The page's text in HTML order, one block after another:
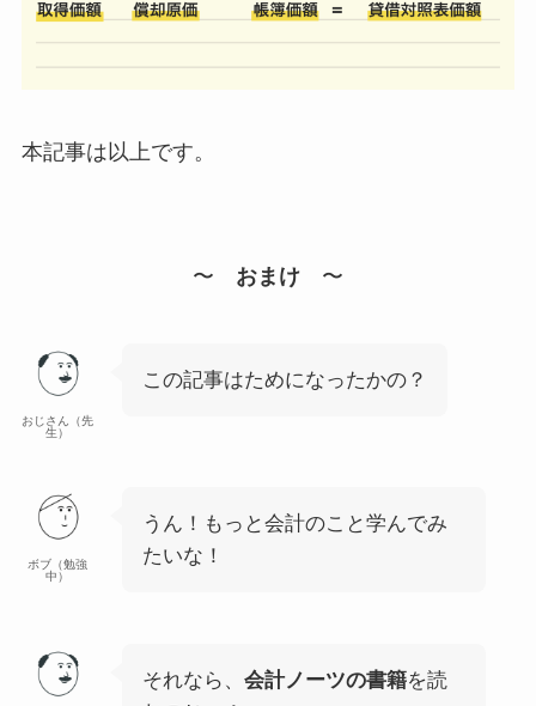
本記事は以上です。
〜 おまけ 〜
おじさん（先
生）
この記事はためになったかの？
ボブ（勉強
中）
うん！もっと会計のこと学んでみ
たいな！
それなら、 会計ノーツの書籍を読